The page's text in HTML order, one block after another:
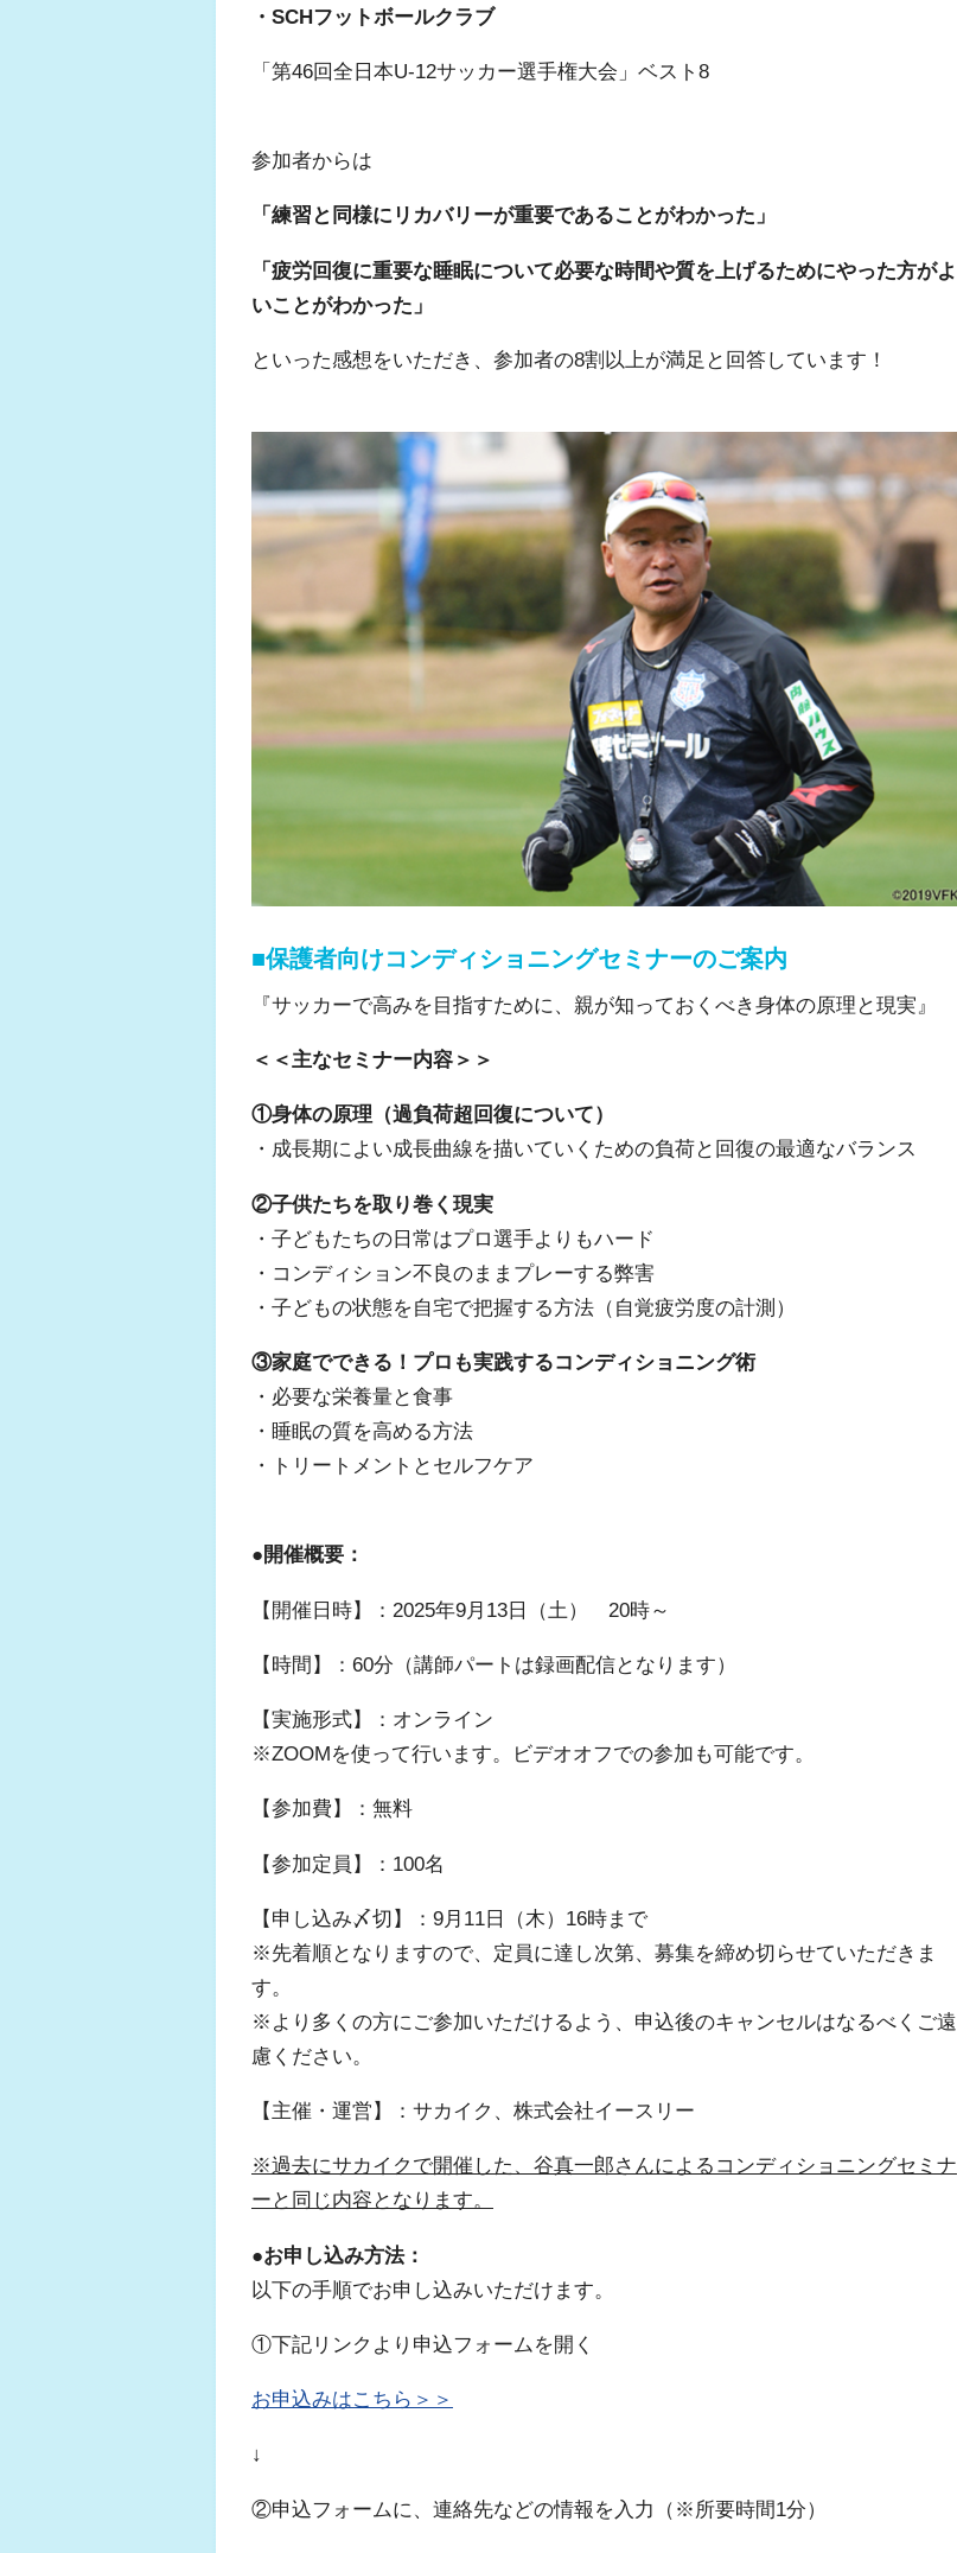
・SCHフットボールクラブ
「第46回全日本U-12サッカー選手権大会」ベスト8
参加者からは
「練習と同様にリカバリーが重要であることがわかった」
「疲労回復に重要な睡眠について必要な時間や質を上げるためにやった方がよ
いことがわかった」
といった感想をいただき、参加者の8割以上が満足と回答しています！
■保護者向けコンディショニングセミナーのご案内
『サッカーで高みを目指すために、親が知っておくべき身体の原理と現実』
＜＜主なセミナー内容＞＞
①身体の原理（過負荷超回復について）
・成長期によい成長曲線を描いていくための負荷と回復の最適なバランス
②子供たちを取り巻く現実
・子どもたちの日常はプロ選手よりもハード
・コンディション不良のままプレーする弊害
・子どもの状態を自宅で把握する方法（自覚疲労度の計測）
③家庭でできる！プロも実践するコンディショニング術
・必要な栄養量と食事
・睡眠の質を高める方法
・トリートメントとセルフケア
●開催概要：
【開催日時】：2025年9月13日（土） 20時～
【時間】：60分（講師パートは録画配信となります）
【実施形式】：オンライン
※ZOOMを使って行います。ビデオオフでの参加も可能です。
【参加費】：無料
【参加定員】：100名
【申し込み〆切】：9月11日（木）16時まで
※先着順となりますので、定員に達し次第、募集を締め切らせていただきま
す。
※より多くの方にご参加いただけるよう、申込後のキャンセルはなるべくご遠
慮ください。
【主催・運営】：サカイク、株式会社イースリー
※過去にサカイクで開催した、谷真一郎さんによるコンディショニングセミナ
ーと同じ内容となります。
●お申し込み方法：
以下の手順でお申し込みいただけます。
①下記リンクより申込フォームを開く
お申込みはこちら＞＞
↓
②申込フォームに、連絡先などの情報を入力（※所要時間1分）